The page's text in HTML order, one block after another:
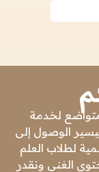
لخدمة
الوصول إلى
لطلاب العلم
الغني ونقدر